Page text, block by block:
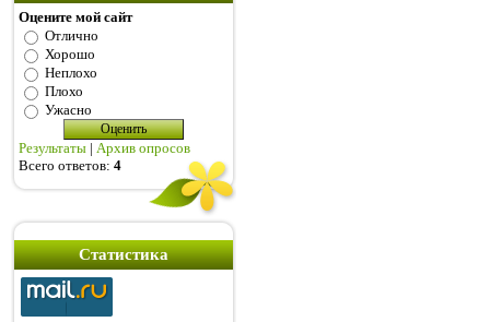
Оцените мой сайт
Отлично
Хорошо
Неплохо
Плохо
Ужасно
Результаты | Архив опросов
Всего ответов: 4
Статистика